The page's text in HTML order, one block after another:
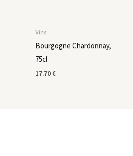
Vins
Bourgogne Chardonnay,
75cl
17.70€